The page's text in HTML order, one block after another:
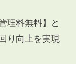
理料無料】と
り向上を実現